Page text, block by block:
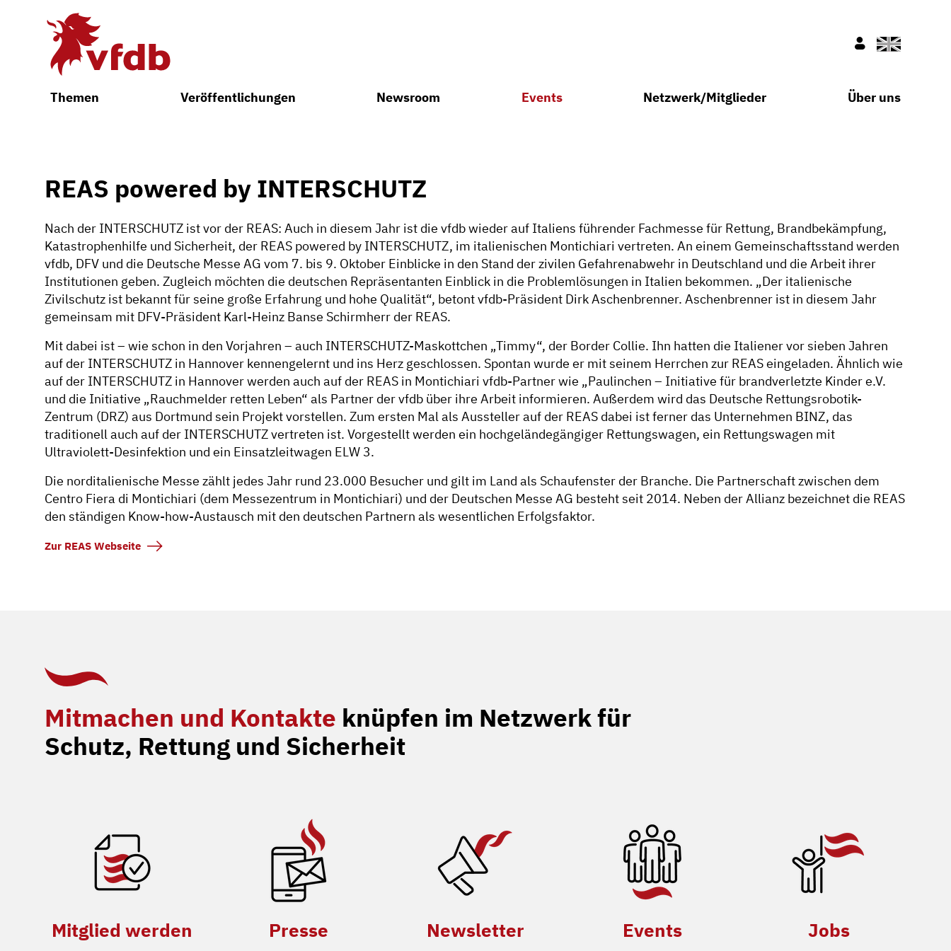
Nur fürEnglisch
Themen Veröffentlichungen Newsroom Events Netzwerk/Mitglieder Über uns
REAS powered by INTERSCHUTZ
Nach der INTERSCHUTZ ist vor der REAS: Auch in diesem Jahr ist die vfdb wieder auf Italiens führender Fachmesse für Rettung, Brandbekämpfung,
Katastrophenhilfe und Sicherheit, der REAS powered by INTERSCHUTZ, im italienischen Montichiari vertreten. An einem Gemeinschaftsstand werden
vfdb, DFV und die Deutsche Messe AG vom 7. bis 9. Oktober Einblicke in den Stand der zivilen Gefahrenabwehr in Deutschland und die Arbeit ihrer
Institutionen geben. Zugleich möchten die deutschen Repräsentanten Einblick in die Problemlösungen in Italien bekommen. „Der italienische
Zivilschutz ist bekannt für seine große Erfahrung und hohe Qualität“, betont vfdb-Präsident Dirk Aschenbrenner. Aschenbrenner ist in diesem Jahr
gemeinsam mit DFV-Präsident Karl-Heinz Banse Schirmherr der REAS.
Mit dabei ist – wie schon in den Vorjahren – auch INTERSCHUTZ-Maskottchen „Timmy“, der Border Collie. Ihn hatten die Italiener vor sieben Jahren
auf der INTERSCHUTZ in Hannover kennengelernt und ins Herz geschlossen. Spontan wurde er mit seinem Herrchen zur REAS eingeladen. Ähnlich wie
auf der INTERSCHUTZ in Hannover werden auch auf der REAS in Montichiari vfdb-Partner wie „Paulinchen – Initiative für brandverletzte Kinder e.V.
und die Initiative „Rauchmelder retten Leben“ als Partner der vfdb über ihre Arbeit informieren. Außerdem wird das Deutsche Rettungsrobotik-
Zentrum (DRZ) aus Dortmund sein Projekt vorstellen. Zum ersten Mal als Aussteller auf der REAS dabei ist ferner das Unternehmen BINZ, das
traditionell auch auf der INTERSCHUTZ vertreten ist. Vorgestellt werden ein hochgeländegängiger Rettungswagen, ein Rettungswagen mit
Ultraviolett-Desinfektion und ein Einsatzleitwagen ELW 3.
Die norditalienische Messe zählt jedes Jahr rund 23.000 Besucher und gilt im Land als Schaufenster der Branche. Die Partnerschaft zwischen dem
Centro Fiera di Montichiari (dem Messezentrum in Montichiari) und der Deutschen Messe AG besteht seit 2014. Neben der Allianz bezeichnet die REAS
den ständigen Know-how-Austausch mit den deutschen Partnern als wesentlichen Erfolgsfaktor.
Zur REAS Webseite
Mitmachen und Kontakte knüpfen im Netzwerk für
Schutz, Rettung und Sicherheit
Mitglied werden Presse Newsletter Events Jobs